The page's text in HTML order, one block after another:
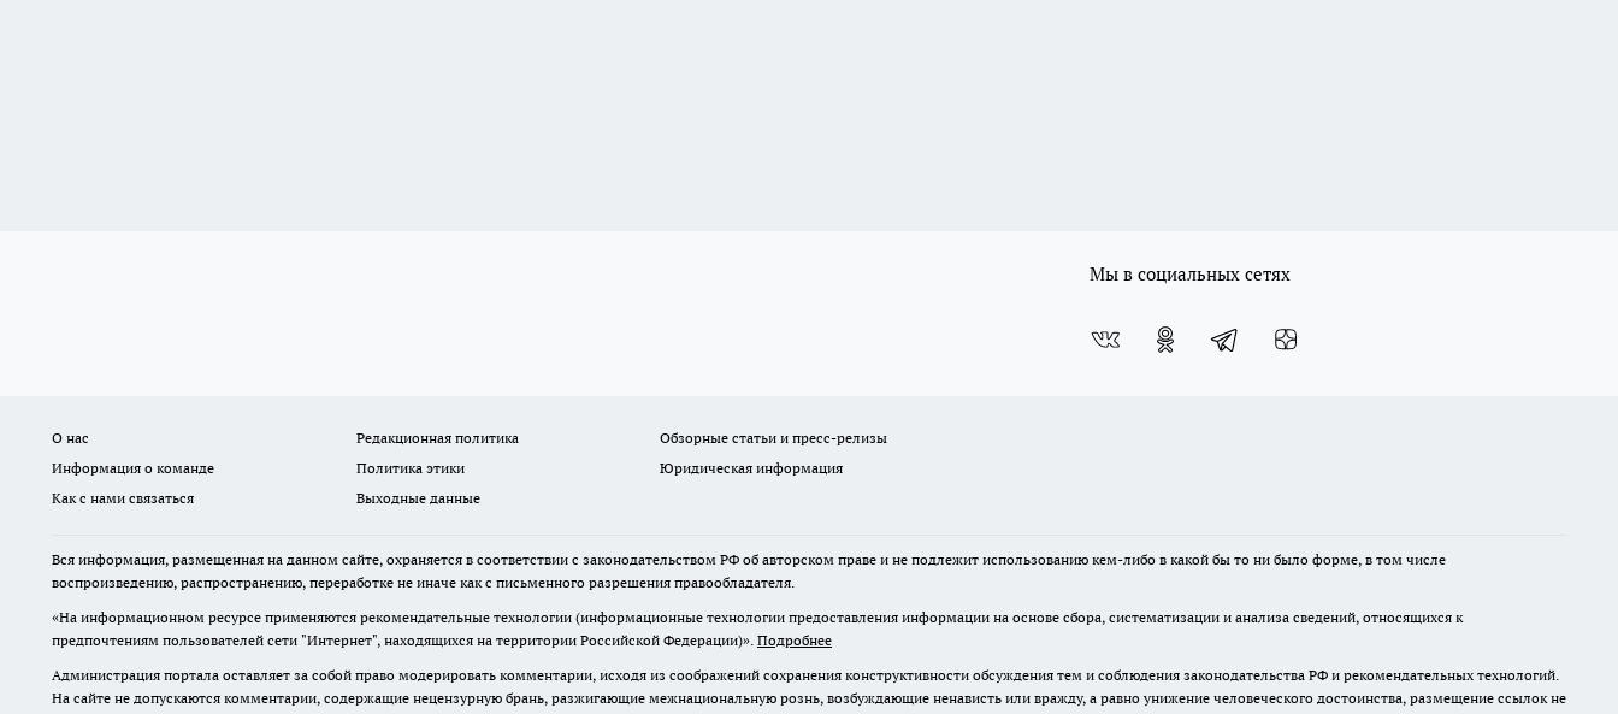
Мы в социальных сетях
О нас Редакционная политика
Обзорные статьи и пресс-релизы
Информация о команде
Политика этики
Юридическая информация
Как с нами связаться
Выходные данные
Вся информация, размещенная на данном сайте, охраняется в соответствии с законодательством РФ об авторском праве и не подлежит использованию кем-либо в какой бы то ни было форме, в том числе
воспроизведению, распространению, переработке не иначе как с письменного разрешения правообладателя.
«На информационном ресурсе применяются рекомендательные технологии (информационные технологии предоставления информации на основе сбора, систематизации и анализа сведений, относящихся к
предпочтениям пользователей сети "Интернет", находящихся на территории Российской Федерации)». Подробнее
Администрация портала оставляет за собой право модерировать комментарии, исходя из соображений сохранения конструктивности обсуждения тем и соблюдения законодательства РФ и рекомендательных технологий.
На сайте не допускаются комментарии, содержащие нецензурную брань, разжигающие межнациональную рознь, возбуждающие ненависть или вражду, а равно унижение человеческого достоинства, размещение ссылок не